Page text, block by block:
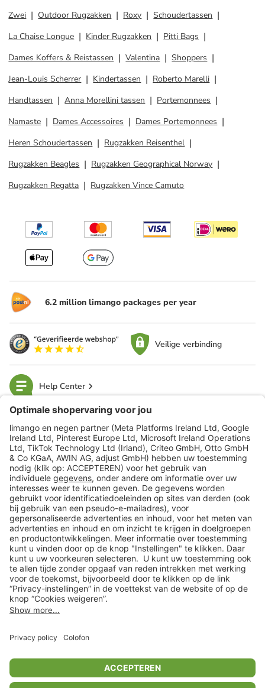
Zwei
Outdoor Rugzakken Roxy
Schoudertassen
La Chaise Longue
Kinder Rugzakken
Pitti Bags
Dames Koffers & Reistassen
Valentina
Shoppers
Jean-Louis Scherrer
Kindertassen
Roberto Marelli
Handtassen
Anna Morellini tassen
Portemonnees
Namaste
Dames Accessoires
Dames Portemonnees
Heren Schoudertassen
Rugzakken Reisenthel
Rugzakken Beagles
Rugzakken Geographical Norway
Rugzakken Regatta
Rugzakken Vince Camuto
6.2 million limango packages per year
Veilige verbinding
Help Center
limango
Veilig winkelen
Klantenservice
Shop
Acties
limango.de limango.pl